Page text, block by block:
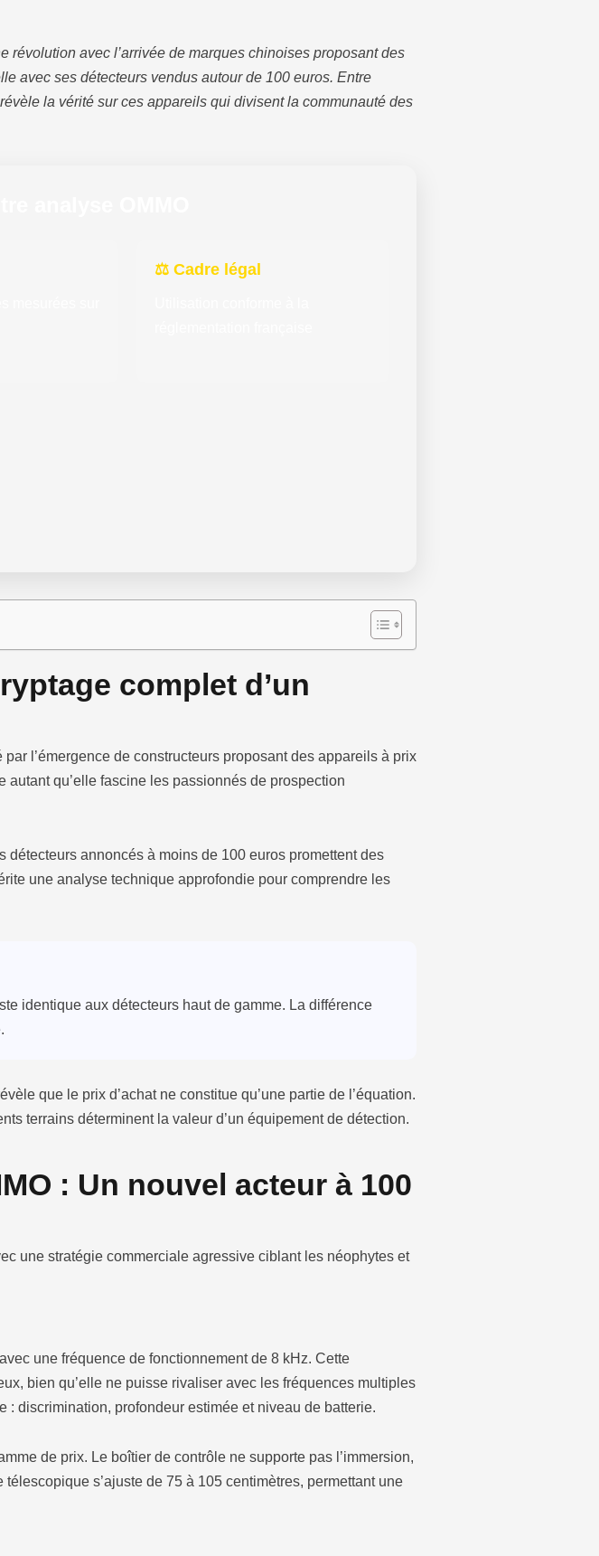
révolution avec l’arrivée de marques chinoises proposant des
avec ses détecteurs vendus autour de 100 euros. Entre
la vérité sur ces appareils qui divisent la communauté des
⚖️ Cadre légal
complet d’un
l’émergence de constructeurs proposant des appareils à prix
qu’elle fascine les passionnés de prospection
détecteurs annoncés à moins de 100 euros promettent des
une analyse technique approfondie pour comprendre les
identique aux détecteurs haut de gamme. La différence
que le prix d’achat ne constitue qu’une partie de l’équation.
terrains déterminent la valeur d’un équipement de détection.
: Un nouvel acteur à 100
une stratégie commerciale agressive ciblant les néophytes et
avec une fréquence de fonctionnement de 8 kHz. Cette
bien qu’elle ne puisse rivaliser avec les fréquences multiples
: discrimination, profondeur estimée et niveau de batterie.
de prix. Le boîtier de contrôle ne supporte pas l’immersion,
s’ajuste de 75 à 105 centimètres, permettant une